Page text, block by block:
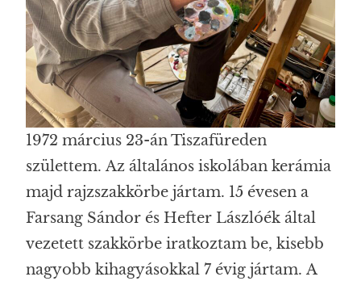
1972 március 23-án Tiszafüreden
születtem. Az általános iskolában kerámia
majd rajzszakkörbe jártam. 15 évesen a
Farsang Sándor és Hefter Lászlóék által
vezetett szakkörbe iratkoztam be, kisebb
nagyobb kihagyásokkal 7 évig jártam. A